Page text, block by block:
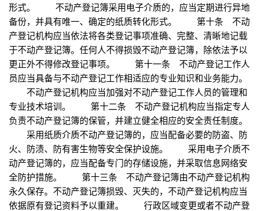
形式。 不动产登记簿采用电子介质的，应当定期进行异地
备份，并具有唯一、确定的纸质转化形式。 第十条 不动
产登记机构应当依法将各类登记事项准确、完整、清晰地记载
于不动产登记簿。任何人不得损毁不动产登记簿，除依法予以
更正外不得修改登记事项。 第十一条 不动产登记工作人
员应当具备与不动产登记工作相适应的专业知识和业务能力。
不动产登记机构应当加强对不动产登记工作人员的管理和
专业技术培训。 第十二条 不动产登记机构应当指定专人
负责不动产登记簿的保管，并建立健全相应的安全责任制度。
采用纸质介质不动产登记簿的，应当配备必要的防盗、防
火、防渍、防有害生物等安全保护设施。 采用电子介质不
动产登记簿的，应当配备专门的存储设施，并采取信息网络安
全防护措施。 第十三条 不动产登记簿由不动产登记机构
永久保存。不动产登记簿损毁、灭失的，不动产登记机构应当
依据原有登记资料予以重建。 行政区域变更或者不动产登